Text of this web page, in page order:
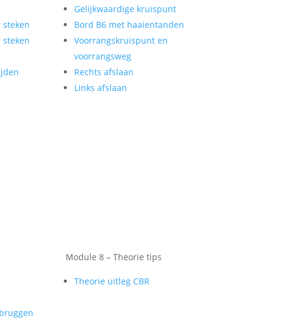
steken
steken
Gelijkwaardige kruispunt
Bord B6 met haaientanden
Voorrangskruispunt en
voorrangsweg
Rechts afslaan
Links afslaan
Module 8 – Theorie tips
Theorie uitleg CBR